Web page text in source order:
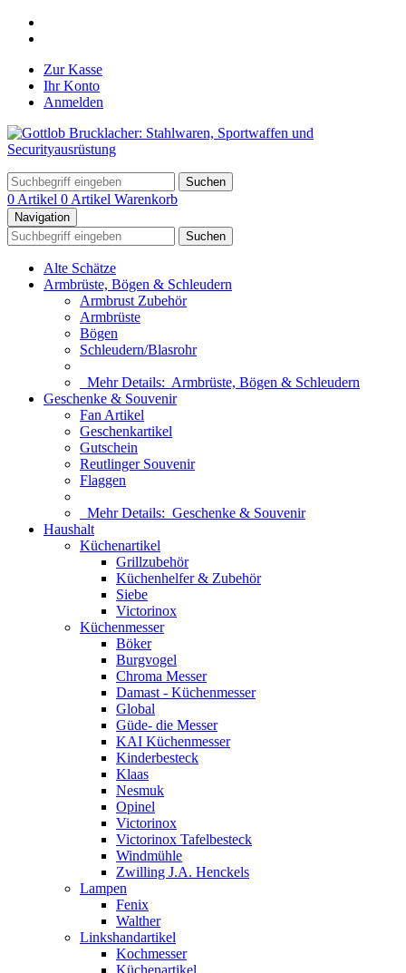
Zur Kasse
Ihr Konto
Anmelden
Suchen
0 Artikel 0 Artikel Warenkorb
Navigation
Suchen
Alte Schätze
Armbrüste, Bögen & Schleudern
Armbrust Zubehör
Armbrüste
Bögen
Schleudern/Blasrohr
Mehr Details: Armbrüste, Bögen & Schleudern
Geschenke & Souvenir
Fan Artikel
Geschenkartikel
Gutschein
Reutlinger Souvenir
Flaggen
Mehr Details: Geschenke & Souvenir
Haushalt
Küchenartikel
Grillzubehör
Küchenhelfer & Zubehör
Siebe
Victorinox
Küchenmesser
Böker
Burgvogel
Chroma Messer
Damast - Küchenmesser
Global
Güde- die Messer
KAI Küchenmesser
Kinderbesteck
Klaas
Nesmuk
Opinel
Victorinox
Victorinox Tafelbesteck
Windmühle
Zwilling J.A. Henckels
Lampen
Fenix
Walther
Linkshandartikel
Kochmesser
Küchenartikel